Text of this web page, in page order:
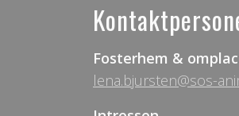
Fosterhem &
lena.bjursten@sos-